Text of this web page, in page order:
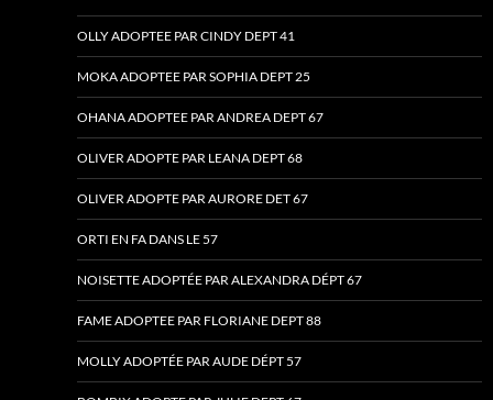
OLLY ADOPTEE PAR CINDY DEPT 41
MOKA ADOPTEE PAR SOPHIA DEPT 25
OHANA ADOPTEE PAR ANDREA DEPT 67
OLIVER ADOPTE PAR LEANA DEPT 68
OLIVER ADOPTE PAR AURORE DET 67
ORTI EN FA DANS LE 57
NOISETTE ADOPTÉE PAR ALEXANDRA DÉPT 67
FAME ADOPTEE PAR FLORIANE DEPT 88
MOLLY ADOPTÉE PAR AUDE DÉPT 57